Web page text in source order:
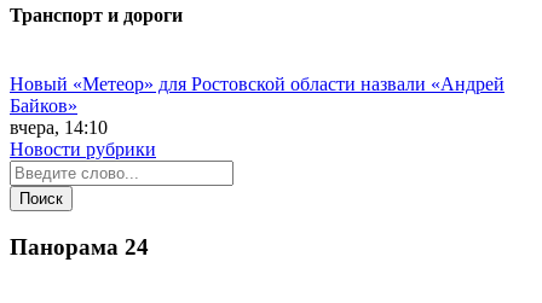
Транспорт и дороги
Новый «Метеор» для Ростовской области назвали «Андрей
Байков»
вчера, 14:10
Новости рубрики
Панорама 24